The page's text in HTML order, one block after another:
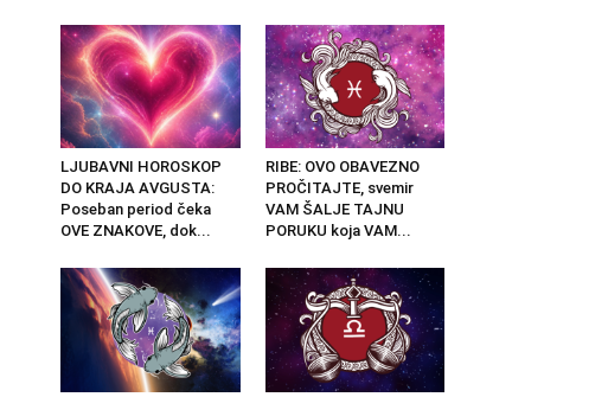
LJUBAVNI HOROSKOP
DO KRAJA AVGUSTA:
Poseban period čeka
OVE ZNAKOVE, dok...
RIBE: OVO OBAVEZNO
PROČITAJTE, svemir
VAM ŠALJE TAJNU
PORUKU koja VAM...